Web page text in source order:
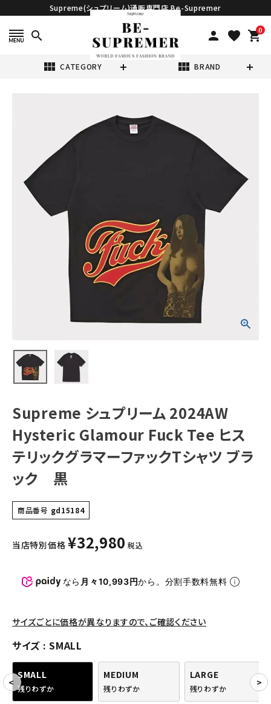
Supreme(シュプリーム)通販専門店 Be-Supremer
search person favorite 0
shopping_cart
view_module CATEGORY view_module BRAND
Tシャツ・ロングスリーブ
パーカー・トレーナー
キャップ・ハット
ニット帽・ビーニー
バックパック・リュック
その他バッグ類
スニーカー・ブーツ
パンツ・ショーツ
SEASON
CONTENTS
ACCOUNT MENU
Supreme シュプリーム 2024AW
Hysteric Glamour Fuck Tee ヒス
テリックグラマーファックTシャツ ブラ
ック 黒
商品番号 gd15184
当店特別価格 ¥32,980 税込
なら 月々10,993円から。分割手数料無料
サイズごとに価格が異なりますので、ご確認ください
サイズ SMALL
SMALL
残りわずか
MEDIUM
残りわずか
LARGE
残りわずか